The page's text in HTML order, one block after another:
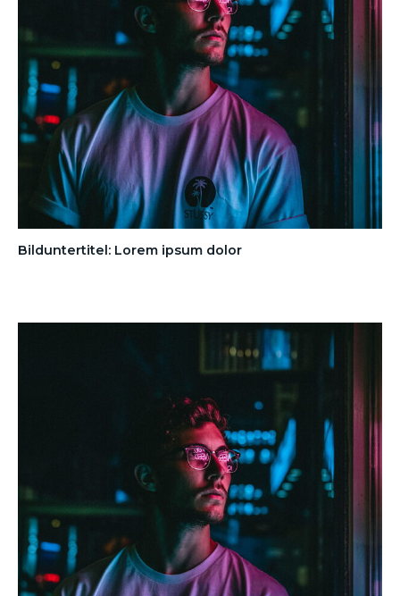
Bilduntertitel: Lorem ipsum dolor